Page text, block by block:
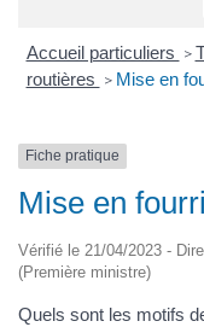
Accueil particuliers >
routières > Mise en
Fiche pratique
Mise en
Vérifié le 21/04/2023 -
(Première ministre)
Quels sont les motifs